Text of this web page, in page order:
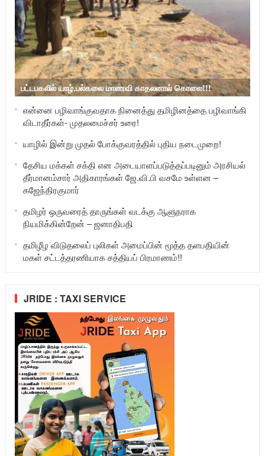
பட்டபகலில் யாழ்.பல்கலை மாணவி காதலனால் கொலை!!!
என்னை பழிவாங்குவதாக நினைத்து தமிழினத்தை பழிவாங்கி
விடாதீர்கள்- முதலமைச்சர் உரை!
யாழில் இன்று முதல் போக்குவரத்தில் புதிய நடைமுறை!
தேசிய மக்கள் சக்தி என அடையாளப்படுத்தப்படினும் அரசியல்
தீர்மானம்சார் அதிகாரங்கள் ஜே.வி.பி வசமே உள்ளன –
கஜேந்திரகுமார்
தமிழர் ஒருவரைத் தாருங்கள் வடக்கு ஆளுநராக
நியமிக்கின்றேன் – ஜனாதிபதி
தமிழீழ விடுதலைப் புலிகள் அமைப்பின் மூத்த தளபதியின்
மகள் சட்டத்தரணியாக சத்தியப் பிரமாணம்!!
JRIDE : TAXI SERVICE